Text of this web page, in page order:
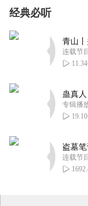
经典必听
连载节
专辑播
连载节